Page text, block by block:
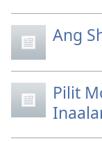
Ang
Pilit